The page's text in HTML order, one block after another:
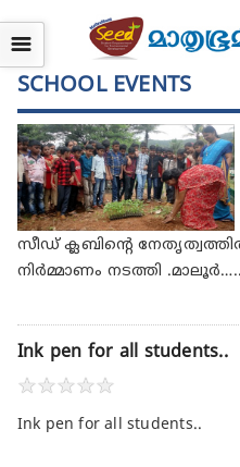
☰
SCHOOL EVENTS
സീഡ് ക്ലബിന്‍റെ
നിര്‍മ്മാണം നടത്തി .മാലൂര്‍…..
Ink pen for all students..
★★★★★
Ink pen for all students..